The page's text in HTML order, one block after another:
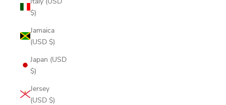
$)
Jamaica
(USD $)
Japan (USD
$)
Jersey
(USD $)